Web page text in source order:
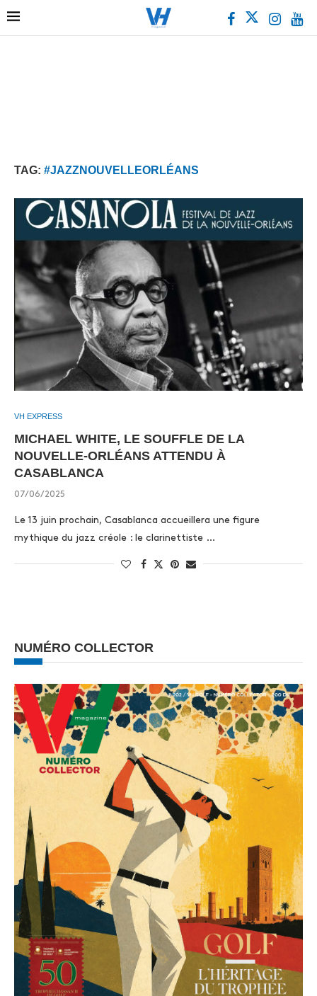
TAG: #JAZZNOUVELLEORLÉANS
VH EXPRESS
MICHAEL WHITE, LE SOUFFLE DE LA
NOUVELLE-ORLÉANS ATTENDU À
CASABLANCA
07/06/2025
Le 13 juin prochain, Casablanca accueillera une figure
mythique du jazz créole : le clarinettiste …
NUMÉRO COLLECTOR